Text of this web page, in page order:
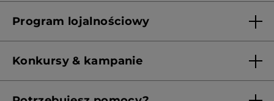
Franczyza
Program lojalnościowy
Konkursy & kampanie